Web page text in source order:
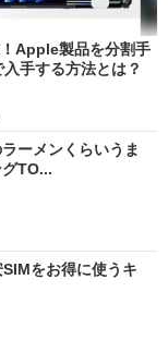
Apple製品を分割手
手する方法とは？
ーメンくらいうま
TO...
をお得に使うキ